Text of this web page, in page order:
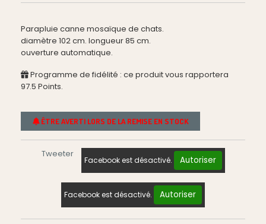
Parapluie canne mosaïque de chats.
diamètre 102 cm. longueur 85 cm.
ouverture automatique.
Programme de fidélité : ce produit vous rapportera
97.5 Points.
ÊTRE AVERTI LORS DE LA REMISE EN STOCK
Tweeter
Facebook est désactivé. Autoriser
Facebook est désactivé. Autoriser